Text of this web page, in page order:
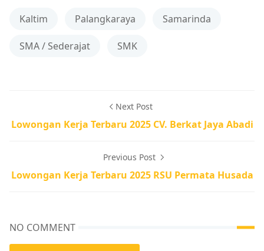
Kaltim Palangkaraya Samarinda
SMA / Sederajat SMK
Next Post
Lowongan Kerja Terbaru 2025 CV. Berkat Jaya Abadi
Previous Post
Lowongan Kerja Terbaru 2025 RSU Permata Husada
NO COMMENT